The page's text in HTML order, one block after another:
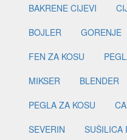
BAKRENE CIJEVI
BOJLER
GORENJE
FEN ZA KOSU
MIKSER
BLENDER
PEGLA ZA KOSU
SEVERIN
SUŠILICA